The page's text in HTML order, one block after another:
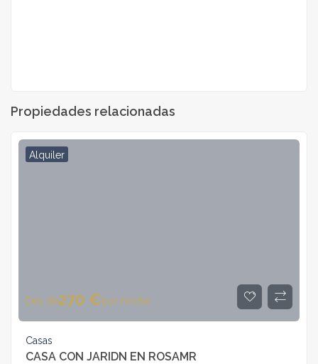
Propiedades relacionadas
Alquiler
Des de270 €por noche
Casas
CASA CON JARIDN EN ROSAMR